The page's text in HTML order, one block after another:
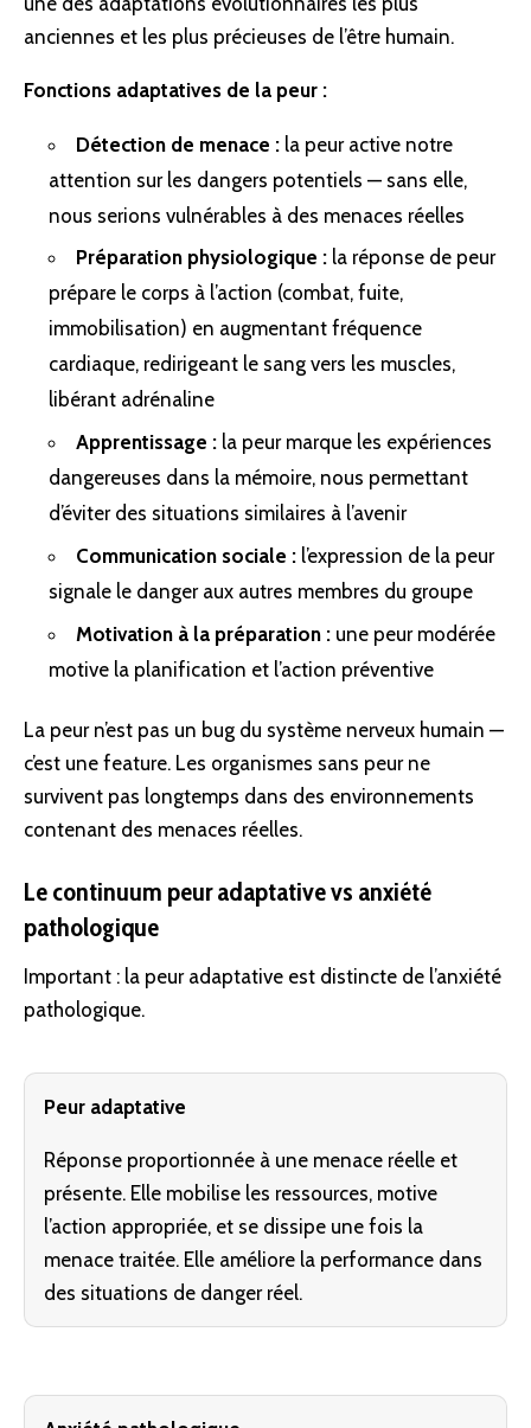
anciennes et les plus précieuses de l’être humain.
Fonctions adaptatives de la peur :
Détection de menace : la peur active notre
attention sur les dangers potentiels — sans elle,
nous serions vulnérables à des menaces réelles
Préparation physiologique : la réponse de peur
prépare le corps à l’action (combat, fuite,
immobilisation) en augmentant fréquence
cardiaque, redirigeant le sang vers les muscles,
libérant adrénaline
Apprentissage : la peur marque les expériences
dangereuses dans la mémoire, nous permettant
d’éviter des situations similaires à l’avenir
Communication sociale : l’expression de la peur
signale le danger aux autres membres du groupe
Motivation à la préparation : une peur modérée
motive la planification et l’action préventive
La peur n’est pas un bug du système nerveux humain —
c’est une feature. Les organismes sans peur ne
survivent pas longtemps dans des environnements
contenant des menaces réelles.
Le continuum peur adaptative vs anxiété
pathologique
Important : la peur adaptative est distincte de l’anxiété
pathologique.
Peur adaptative
Réponse proportionnée à une menace réelle et
présente. Elle mobilise les ressources, motive
l’action appropriée, et se dissipe une fois la
menace traitée. Elle améliore la performance dans
des situations de danger réel.